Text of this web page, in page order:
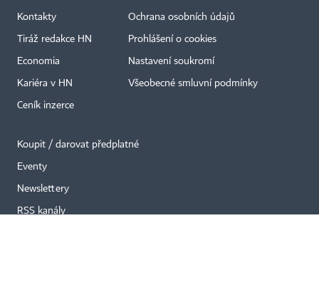
Kontakty
Tiráž redakce HN
Economia
Kariéra v HN
Ceník inzerce
Ochrana osobních údajů
Prohlášení o cookies
Nastavení soukromí
Všeobecné smluvní podmínky
Koupit / darovat předplatné
Eventy
Newslettery
RSS kanály